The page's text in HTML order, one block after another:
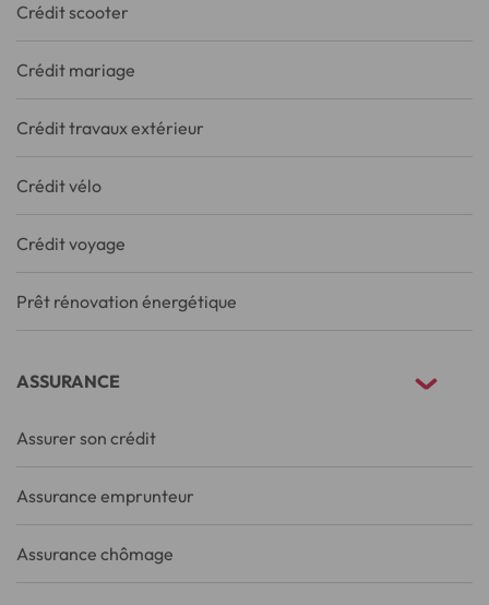
Crédit scooter
Crédit mariage
Crédit travaux extérieur
Crédit vélo
Crédit voyage
Prêt rénovation énergétique
ASSURANCE
Assurer son crédit
Assurance emprunteur
Assurance chômage